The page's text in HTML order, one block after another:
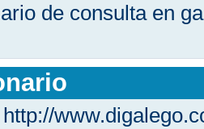
de consulta en
http://